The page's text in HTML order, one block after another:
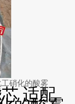
硝化的酸雾
适配